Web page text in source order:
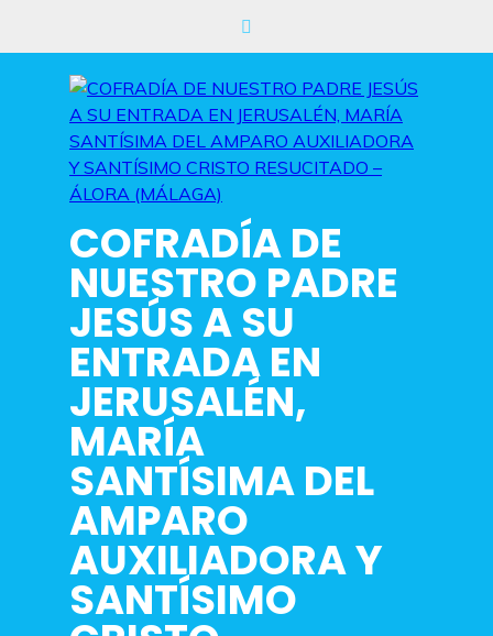
COFRADÍA DE
NUESTRO PADRE
JESÚS A SU
ENTRADA EN
JERUSALÉN,
MARÍA
SANTÍSIMA DEL
AMPARO
AUXILIADORA Y
SANTÍSIMO